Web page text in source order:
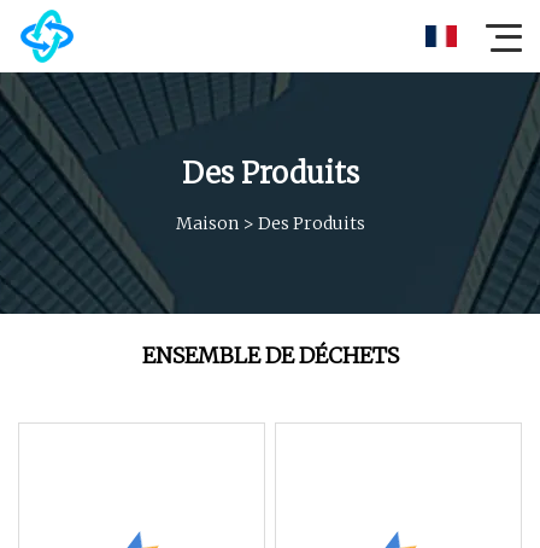
Des Produits
Maison > Des Produits
ENSEMBLE DE DÉCHETS